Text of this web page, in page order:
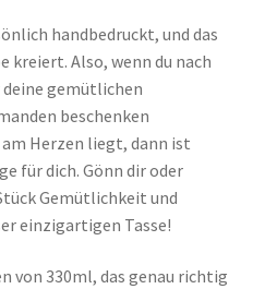
handbedruckt, und das
kreiert. Also, wenn du nach
gemütlichen
beschenken
Herzen liegt, dann ist
für dich. Gönn dir oder
Gemütlichkeit und
einzigartigen Tasse!
von 330ml, das genau richtig